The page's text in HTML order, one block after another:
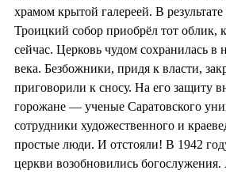
храмом крытой галереей. В
Троицкий собор приобрёл тот облик,
сейчас. Церковь чудом сохранилась в
века. Безбожники, придя к власти,
приговорили к сносу. На его защиту
горожане — ученые Саратовского
сотрудники художественного и
простые люди. И отстояли! В 1942
церкви возобновились